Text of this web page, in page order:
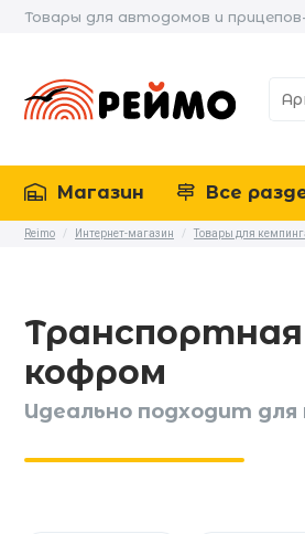
Товары для автодомов и
Магазин Все
Reimo / Интернет-магазин / Товары для
кофром
Идеально подходит